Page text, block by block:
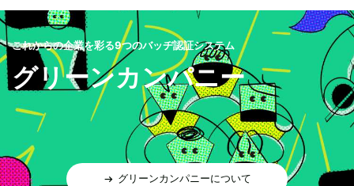
これからの企業を彩る9つのバッヂ認証システム
グリーンカンパニー
グリーンカンパニーについて